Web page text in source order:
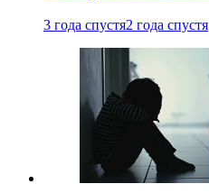
3 года спустя2 года спустя